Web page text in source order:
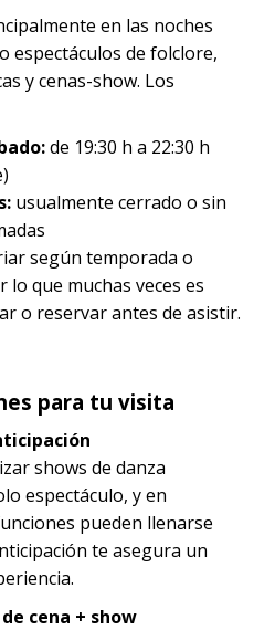
en las noches
espectáculos de folclore,
y cenas-show. Los
de 19:30 h a 22:30 h
usualmente cerrado o sin
según temporada o
lo que muchas veces es
o reservar antes de asistir.
para tu visita
shows de danza
espectáculo, y en
pueden llenarse
te asegura un
cena + show